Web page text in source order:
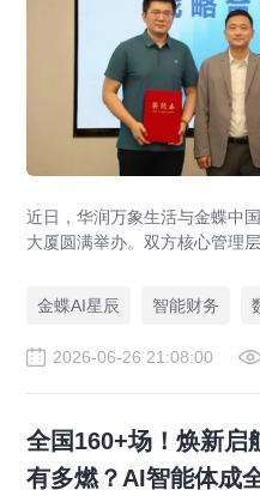
近日，华润万象生活与金蝶中
大厦圆满举办。双方核心管理
佳实践和世界一流财务管理体
金蝶AI星辰 智能财务
2026-06-26 21:08:00
全国160+场！焕新启
有多燃？AI智能体成